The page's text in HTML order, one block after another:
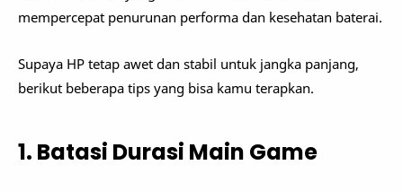
mempercepat penurunan performa dan kesehatan baterai.
Supaya HP tetap awet dan stabil untuk jangka panjang,
berikut beberapa tips yang bisa kamu terapkan.
1. Batasi Durasi Main Game